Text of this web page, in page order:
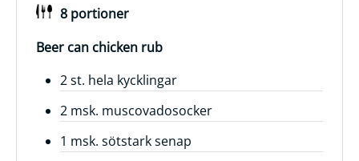
Topplistan
Bryggerier
Ölstilar
Kontakt
Frågor
8 portioner
Beer can chicken rub
2 st. hela kycklingar
2 msk. muscovadosocker
1 msk. sötstark senap